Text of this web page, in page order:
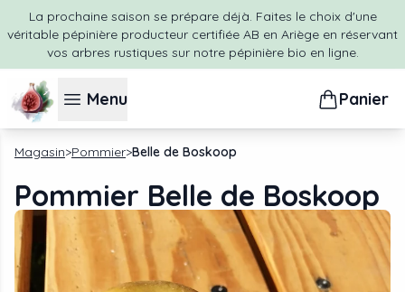
La prochaine saison se prépare déjà. Faites le choix d'une
véritable pépinière producteur certifiée AB en Ariège en réservant
vos arbres rustiques sur notre pépinière bio en ligne.
Menu Panier
Magasin Pommier Belle de Boskoop
Pommier Belle de Boskoop